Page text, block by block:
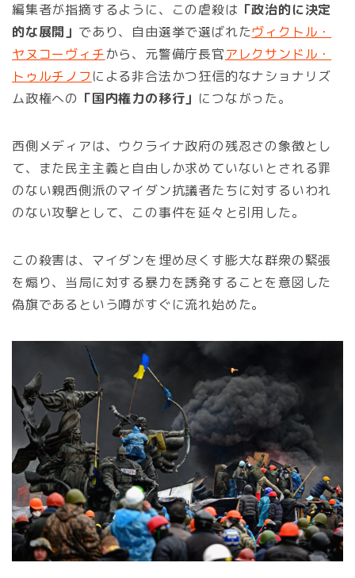
編集者が指摘するように、この虐殺は 「政治的に決定
的な展開」 であり、自由選挙で選ばれたヴィクトル・
ヤヌコーヴィチから、元警備庁長官アレクサンドル・
トゥルチノフ による非合法かつ狂信的なナショナリズ
ム政権への 「国内権力の移行」 につながった。
西側メディアは、ウクライナ政府の残忍さの象徴とし
て、また民主主義と自由しか求めていないとされる罪
のない親西側派のマイダン抗議者たちに対するいわれ
のない攻撃として、この事件を延々と引用した。
この殺害は、マイダンを埋め尽くす膨大な群衆の緊張
を煽り、当局に対する暴力を誘発することを意図した
偽旗であるという噂がすぐに流れ始めた。